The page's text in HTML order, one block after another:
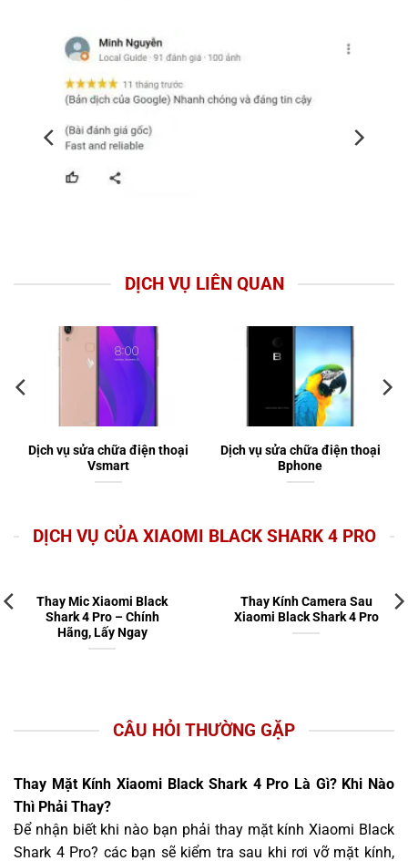
DỊCH VỤ LIÊN QUAN
Dịch vụ sửa chữa điện thoại
Vsmart
Dịch vụ sửa chữa điện thoại
Bphone
DỊCH VỤ CỦA XIAOMI BLACK SHARK 4 PRO
Thay Mic Xiaomi Black
Shark 4 Pro – Chính
Hãng, Lấy Ngay
Thay Kính Camera Sau
Xiaomi Black Shark 4 Pro
CÂU HỎI THƯỜNG GẶP
Thay Mặt Kính Xiaomi Black Shark 4 Pro Là Gì? Khi Nào
Thì Phải Thay?
Để nhận biết khi nào bạn phải thay mặt kính Xiaomi Black
Shark 4 Pro? các bạn sẽ kiểm tra sau khi rơi vỡ mặt kính,